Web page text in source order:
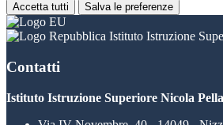
Accetta tutti Salva le preferenze
Istituto Istruzione
Contatti
Istituto Istruzione Superiore Nicola